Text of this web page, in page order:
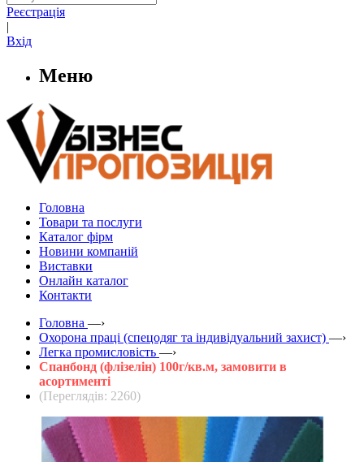
Реєстрація
|
Вхід
Меню
Головна
Товари та послуги
Каталог фірм
Новини компаній
Виставки
Онлайн каталог
Контакти
Головна —›
Охорона праці (спецодяг та індивідуальний захист) —›
Легка промисловість —›
Спанбонд (флізелін) 100г/кв.м, замовити в
асортименті
(Переглядів: 2260)